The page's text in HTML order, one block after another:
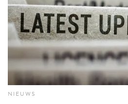
NIEUWS